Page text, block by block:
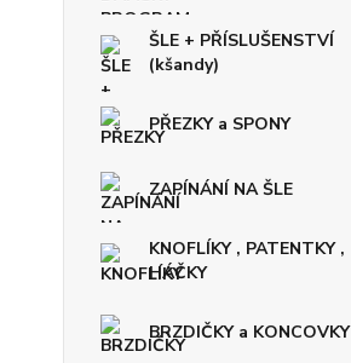
ŠLE + PŘÍSLUŠENSTVÍ
(kšandy)
PŘEZKY a SPONY
ZAPÍNÁNÍ NA ŠLE
KNOFLÍKY , PATENTKY ,
HÁČKY
BRZDIČKY a KONCOVKY